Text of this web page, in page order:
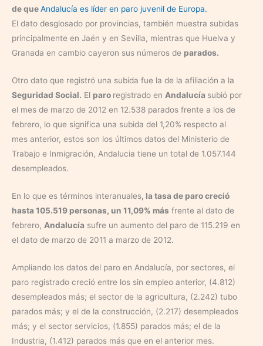
de queAndalucía es líder en paro juvenil de Europa.
El dato desglosado por provincias, también muestra subidas
principalmente en Jaén y en Sevilla, mientras que Huelva y
Granada en cambio cayeron sus números de parados.
Otro dato que registró una subida fue la de la afiliación a la
Seguridad Social. El paro registrado en Andalucía subió por
el mes de marzo de 2012 en 12.538 parados frente a los de
febrero, lo que significa una subida del 1,20% respecto al
mes anterior, estos son los últimos datos del Ministerio de
Trabajo e Inmigración, Andalucia tiene un total de 1.057.144
desempleados.
En lo que es términos interanuales, la tasa de paro creció
hasta 105.519 personas, un 11,09% más frente al dato de
febrero, Andalucía sufre un aumento del paro de 115.219 en
el dato de marzo de 2011 a marzo de 2012.
Ampliando los datos del paro en Andalucía, por sectores, el
paro registrado creció entre los sin empleo anterior, (4.812)
desempleados más; el sector de la agricultura, (2.242) tubo
parados más; y el de la construcción, (2.217) desempleados
más; y el sector servicios, (1.855) parados más; el de la
Industria, (1.412) parados más que en el anterior mes.